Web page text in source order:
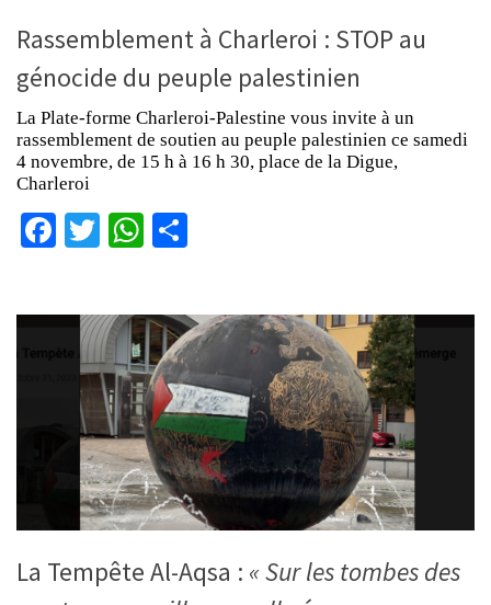
Rassemblement à Charleroi : STOP au
génocide du peuple palestinien
La Plate-forme Charleroi-Palestine vous invite à un
rassemblement de soutien au peuple palestinien ce samedi
4 novembre, de 15 h à 16 h 30, place de la Digue,
Charleroi
Facebook
TwitterWhatsApp
La Tempête Al-Aqsa : « Sur les tombes des